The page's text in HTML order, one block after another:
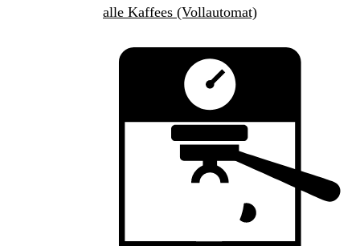
alle Kaffees (Vollautomat)